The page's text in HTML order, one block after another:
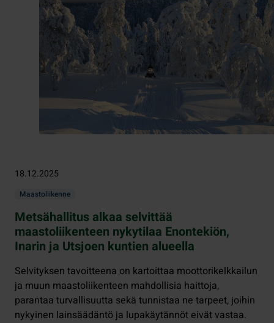
18.12.2025
Maastoliikenne
Metsähallitus alkaa selvittää
maastoliikenteen nykytilaa Enontekiön,
Inarin ja Utsjoen kuntien alueella
Selvityksen tavoitteena on kartoittaa moottorikelkkailun
ja muun maastoliikenteen mahdollisia haittoja,
parantaa turvallisuutta sekä tunnistaa ne tarpeet, joihin
nykyinen lainsäädäntö ja lupakäytännöt eivät vastaa.